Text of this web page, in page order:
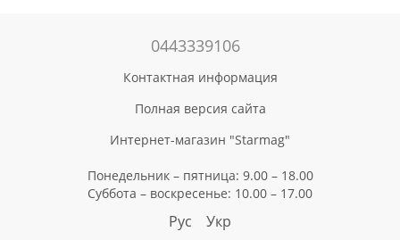
0443339106
Контактная информация
Полная версия сайта
Интернет-магазин "Starmag"
Понедельник – пятница: 9.00 – 18.00
Суббота – воскресенье: 10.00 – 17.00
Рус Укр